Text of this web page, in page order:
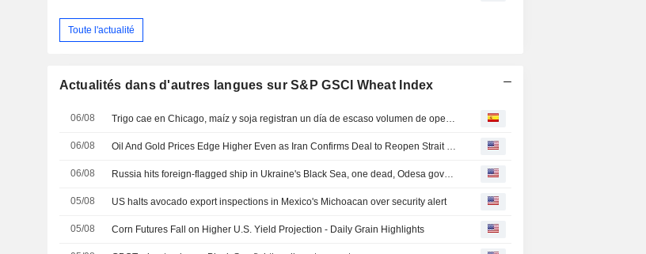
Toute l'actualité
Actualités dans d'autres langues sur S&P GSCI Wheat Index
06/08 Trigo cae en Chicago, maíz y soja registran un día de escaso volumen de operaciones
06/08 Oil And Gold Prices Edge Higher Even as Iran Confirms Deal to Reopen Strait of Hormuz Progressing
06/08 Russia hits foreign-flagged ship in Ukraine's Black Sea, one dead, Odesa governor says
05/08 US halts avocado export inspections in Mexico's Michoacan over security alert
05/08 Corn Futures Fall on Higher U.S. Yield Projection - Daily Grain Highlights